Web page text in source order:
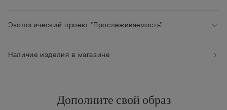
Экологический проект "Прослеживаемость"
Наличие изделия в магазине
Дополните свой образ